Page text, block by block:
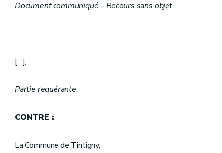
Document communiqué – Recours sans objet
[…],
Partie requérante,
CONTRE :
La Commune de Tintigny,